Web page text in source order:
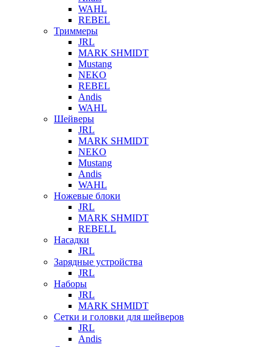
WAHL
REBEL
Триммеры
JRL
MARK SHMIDT
Mustang
NEKO
REBEL
Andis
WAHL
Шейверы
JRL
MARK SHMIDT
NEKO
Mustang
Andis
WAHL
Ножевые блоки
JRL
MARK SHMIDT
REBELL
Насадки
JRL
Зарядные устройства
JRL
Наборы
JRL
MARK SHMIDT
Сетки и головки для шейверов
JRL
Andis